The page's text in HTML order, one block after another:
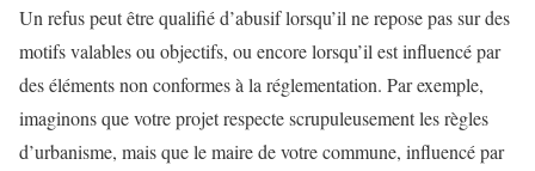
Un refus peut être qualifié d’abusif lorsqu’il ne repose pas sur des
motifs valables ou objectifs, ou encore lorsqu’il est influencé par
des éléments non conformes à la réglementation. Par exemple,
imaginons que votre projet respecte scrupuleusement les règles
d’urbanisme, mais que le maire de votre commune, influencé par